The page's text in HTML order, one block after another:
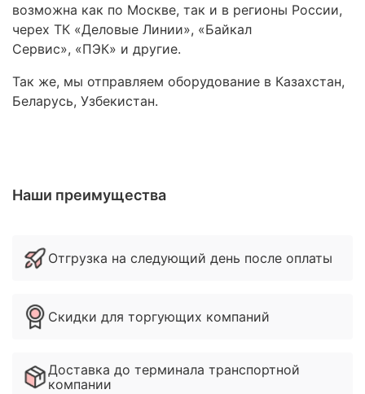
возможна как по Москве, так и в регионы России,
черех ТК «Деловые Линии», «Байкал
Сервис», «ПЭК» и другие.
Так же, мы отправляем оборудование в Казахстан,
Беларусь, Узбекистан.
Наши преимущества
Отгрузка на следующий день после оплаты
Скидки для торгующих компаний
Доставка до терминала транспортной
компании